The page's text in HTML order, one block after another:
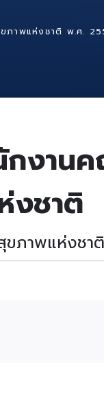
ภาพแห่งชาติ พ.ศ.
กงาน
งชาติ
ขภาพแห่งชาติ